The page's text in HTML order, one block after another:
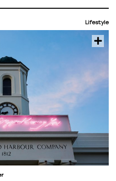
Lifestyle